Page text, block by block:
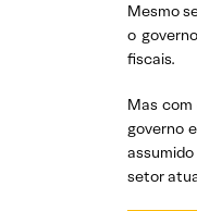
Mesmo
o
fiscais.
Mas
governo
setor